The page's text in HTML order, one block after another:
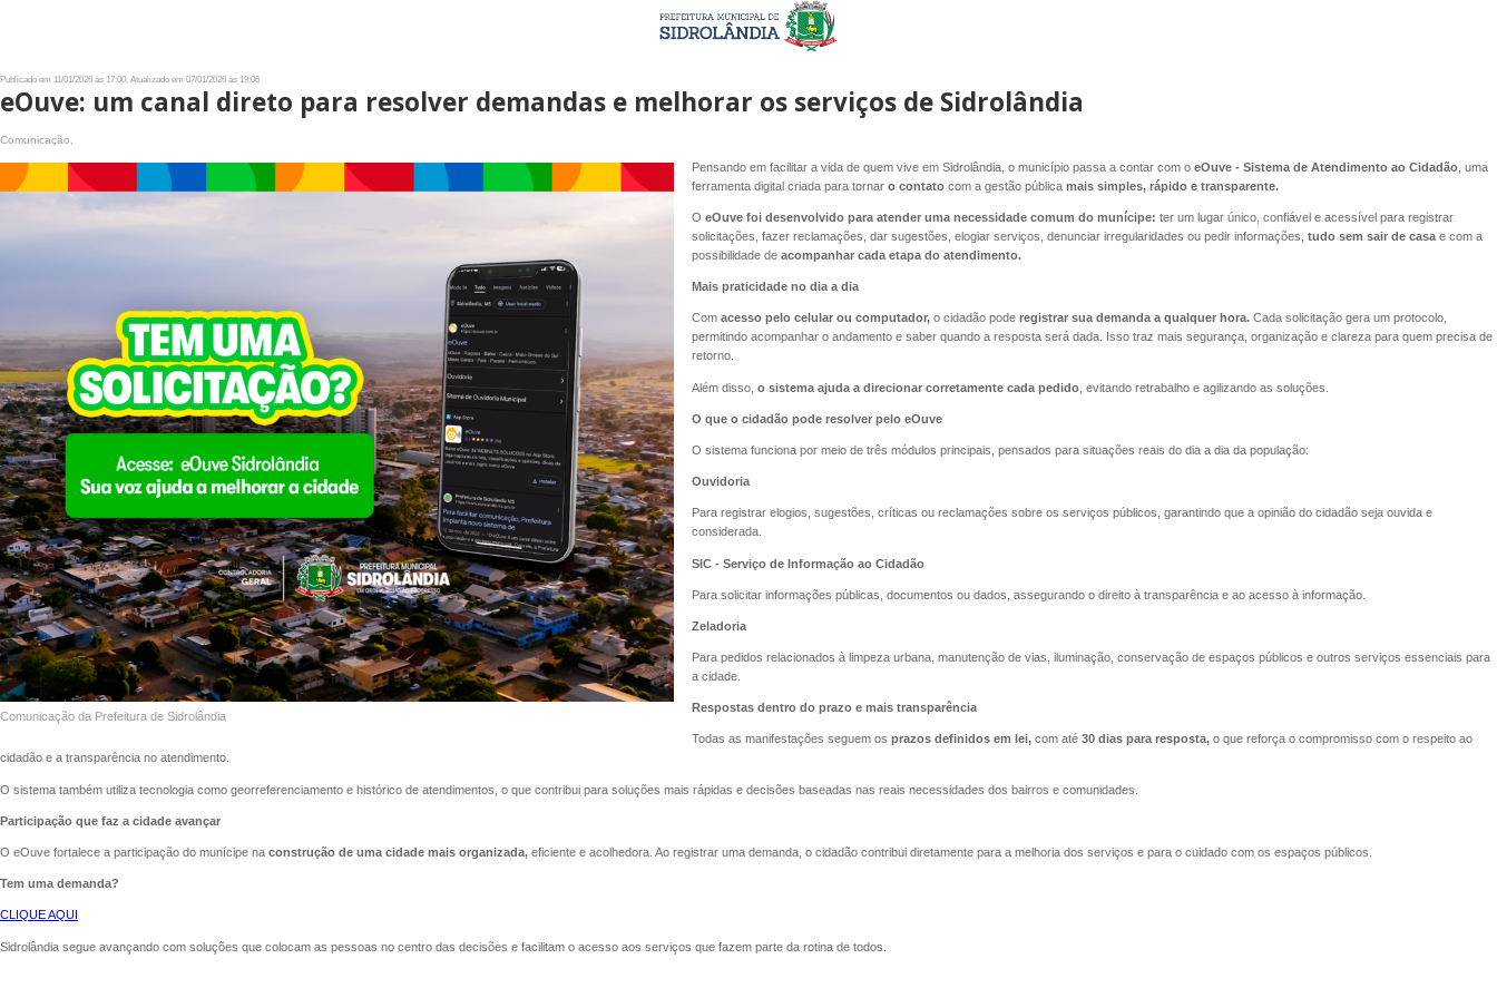
Publicado em 11/01/2026 às 17:00, Atualizado em 07/01/2026 às 19:06
eOuve: um canal direto para resolver demandas e melhorar os serviços de Sidrolândia
Comunicação,
Comunicação da Prefeitura de Sidrolândia
Pensando em facilitar a vida de quem vive em Sidrolândia, o município passa a contar com oeOuve - Sistema de Atendimento ao Cidadão, uma
ferramenta digital criada para tornaro contato com a gestão pública mais simples, rápido e transparente.
O eOuve foi desenvolvido para atender uma necessidade comum do munícipe: ter um lugar único, confiável e acessível para registrar
solicitações, fazer reclamações, dar sugestões, elogiar serviços, denunciar irregularidades ou pedir informações, tudo sem sair de casae com a
possibilidade de acompanhar cada etapa do atendimento.
Mais praticidade no dia a dia
Com acesso pelo celular ou computador,o cidadão poderegistrar sua demanda a qualquer hora. Cada solicitação gera um protocolo,
permitindo acompanhar o andamento e saber quando a resposta será dada. Isso traz mais segurança, organização e clareza para quem precisa de
retorno.
Além disso, o sistema ajuda a direcionar corretamente cada pedido, evitando retrabalho e agilizando as soluções.
O que o cidadão pode resolver pelo eOuve
O sistema funciona por meio de três módulos principais, pensados para situações reais do dia a dia da população:
Ouvidoria
Para registrar elogios, sugestões, críticas ou reclamações sobre os serviços públicos, garantindo que a opinião do cidadão seja ouvida e
considerada.
SIC - Serviço de Informação ao Cidadão
Para solicitar informações públicas, documentos ou dados, assegurando o direito à transparência e ao acesso à informação.
Zeladoria
Para pedidos relacionados à limpeza urbana, manutenção de vias, iluminação, conservação de espaços públicos e outros serviços essenciais para
a cidade.
Respostas dentro do prazo e mais transparência
Todas as manifestações seguem os prazos definidos em lei,com até 30 dias para resposta,o que reforça o compromisso com o respeito ao
cidadão e a transparência no atendimento.
O sistema também utiliza tecnologia como georreferenciamento e histórico de atendimentos, o que contribui para soluções mais rápidas e decisões baseadas nas reais necessidades dos bairros e comunidades.
Participação que faz a cidade avançar
O eOuve fortalece a participação do munícipe na construção de uma cidade mais organizada, eficiente e acolhedora. Ao registrar uma demanda, o cidadão contribui diretamente para a melhoria dos serviços e para o cuidado com os espaços públicos.
Tem uma demanda?
CLIQUE AQUI
Sidrolândia segue avançando com soluções que colocam as pessoas no centro das decisões e facilitam o acesso aos serviços que fazem parte da rotina de todos.